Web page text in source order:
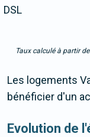
DSL
Taux calculé à partir
Les logements
bénéficier d'un
Evolution de